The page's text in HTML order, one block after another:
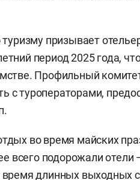
туризму призывает
период 2025 года,
Профильный
с туроператорами,
во время майских
подорожали отели
время длинных выходных